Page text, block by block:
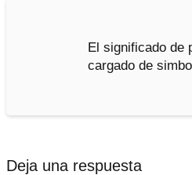
El significado de
cargado de
Deja una respuesta